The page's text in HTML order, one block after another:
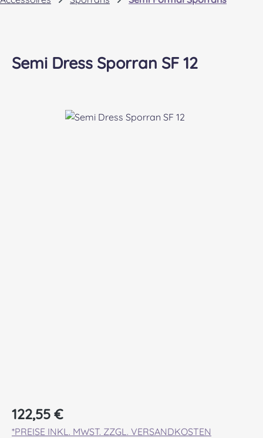
Semi Dress Sporran SF 12
Bildergalerie überspringen
Regulärer Preis:
122,55 €
*PREISE INKL. MWST. ZZGL. VERSANDKOSTEN